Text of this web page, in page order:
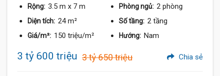
Rộng: 3.5 m x 7 m Phòng ngủ: 2 phòng
Diện tích: 24 m² Số tầng: 2 tầng
Giá/m²: 150 triệu/m² Hướng: Nam
3 tỷ 600 triệu 3 tỷ 650 triệu Chia sẻ